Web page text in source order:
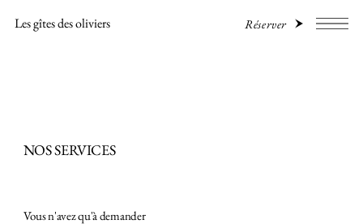
Les gîtes des oliviers Réserver
NOS SERVICES
Vous n'avez qu'à demander